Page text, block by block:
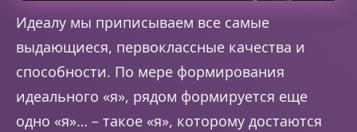
Идеалу мы приписываем все самые
выдающиеся, первоклассные качества и
способности. По мере формирования
идеального «я», рядом формируется еще
одно «я»… – такое «я», которому достаются